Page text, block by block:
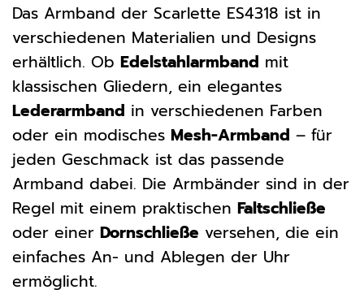
Das Armband der Scarlette ES4318 ist in
verschiedenen Materialien und Designs
erhältlich. Ob Edelstahlarmband mit
klassischen Gliedern, ein elegantes
Lederarmband in verschiedenen Farben
oder ein modisches Mesh-Armband – für
jeden Geschmack ist das passende
Armband dabei. Die Armbänder sind in der
Regel mit einem praktischen Faltschließe
oder einer Dornschließe versehen, die ein
einfaches An- und Ablegen der Uhr
ermöglicht.